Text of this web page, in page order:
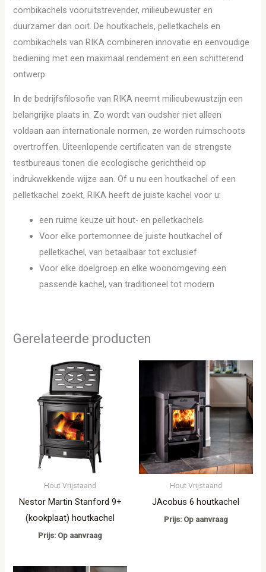
combikachels vooruitstrevender, milieubewuster en
duurzamer dan ooit. De houtkachels, pelletkachels en
combikachels van RIKA combineren innovatie en eenvoudige
bediening met een maximaal rendement en een schitterend
ontwerp.
In de bedrijfsfilosofie van RIKA neemt milieubewustzijn een
belangrijke plaats in. Zo wordt van oudsher niet alleen
voldaan aan internationale normen, ze worden ruimschoots
overtroffen. Uiteenlopende certificaten van de strengste
testbureaus tonen die ecologische gerichtheid op
indrukwekkende wijze aan. Of u nu een houtkachel of een
pelletkachel zoekt, RIKA heeft de juiste kachel voor u:
een ruime keuze uit hout- en pelletkachels
Voor elke portemonnee de juiste houtkachel of
pelletkachel, van betaalbaar tot exclusief
Voor elke doelgroep en elke woonomgeving een
passende kachel, van traditioneel tot modern
Gerelateerde producten
Hout Vrijstaand
Nestor Martin Stanford 9+
(kookplaat) houtkachel
Prijs: Op aanvraag
Hout Vrijstaand
JAcobus 6 houtkachel
Prijs: Op aanvraag